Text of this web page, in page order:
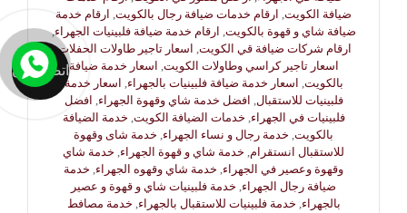
ضيافة الكويت, ارقام خدمات ضيافة رجال بالكويت, ارقام خدمة
ضيافة شاي و قهوة بالكويت, ارقام خدمة ضيافة فلبينيات الجهراء,
ارقام شركات ضيافة قي الكويت, اسعار تاجير طاولات الحفلات,
اسعار تاجير كراسي وطاولات الكويت, اسعار خدمة ضيافة
بالكويت, اسعار خدمة ضيافة فلبينيات بالجهراء, اسعار خدمة
فلبينيات للاستقبال, افضل خدمة شاي وقهوة الجهراء, افضل
فلبينيات في الجهراء, خدمات الضيافة الكويت, خدمة الضيافة
بالكويت, خدمة رجال و نساء الجهراء, خدمة شاى وقهوة
للاستقبال انستقرام, خدمة شاي و قهوة الجهراء, خدمة شاي
وقهوة وعصير في الجهراء, خدمة شاي وقهوه الجهراء, خدمة
ضيافة رجال الجهراء, خدمة فلبينيات شاي و قهوة و عصير
بالجهراء, خدمة فلبينيات للاستقبال بالجهراء, خدمة مصافط
اتصل الان